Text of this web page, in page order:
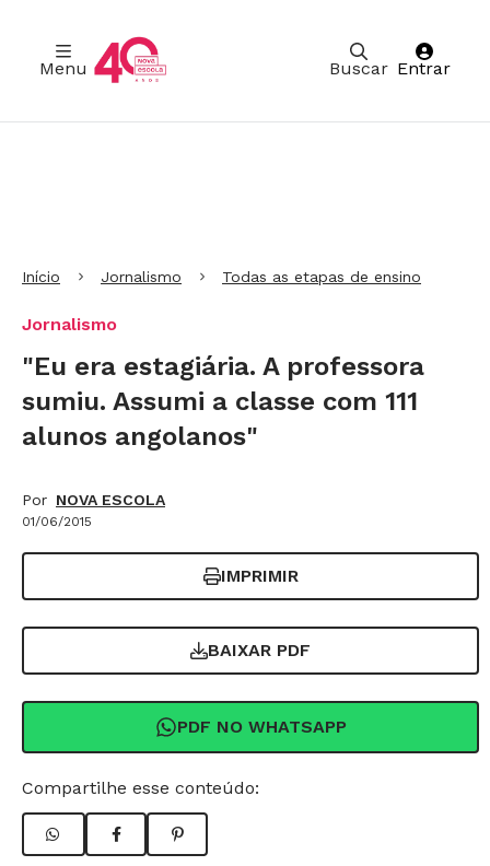
Buscar
Menu Entrar
Início Jornalismo Todas as etapas de ensino
Jornalismo
"Eu era estagiária. A professora
sumiu. Assumi a classe com 111
alunos angolanos"
Por NOVA ESCOLA
01/06/2015
IMPRIMIR
BAIXAR PDF
PDF NO WHATSAPP
Compartilhe esse conteúdo: